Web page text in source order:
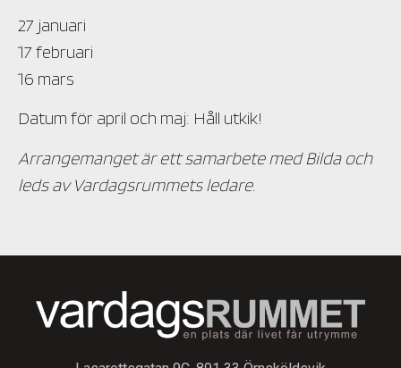
27 januari
17 februari
16 mars
Datum för april och maj: Håll utkik!
Arrangemanget är ett samarbete med Bilda och
leds av Vardagsrummets ledare.